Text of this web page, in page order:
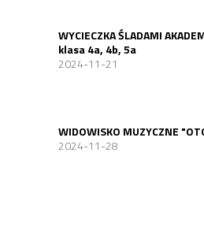
WYCIECZKA ŚLADAMI
klasa 4a, 4b, 5a
2024-11-21
WIDOWISKO MUZYCZNE
2024-11-28